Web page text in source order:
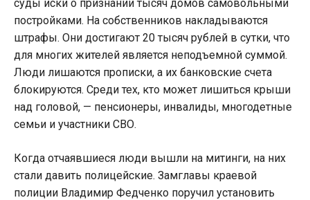
суды иски о признании тысяч домов самовольными
постройками. На собственников накладываются
штрафы. Они достигают 20 тысяч рублей в сутки, что
для многих жителей является неподъемной суммой.
Люди лишаются прописки, а их банковские счета
блокируются. Среди тех, кто может лишиться крыши
над головой, — пенсионеры, инвалиды, многодетные
семьи и участники СВО.
Когда отчаявшиеся люди вышли на митинги, на них
стали давить полицейские. Замглавы краевой
полиции Владимир Федченко поручил установить